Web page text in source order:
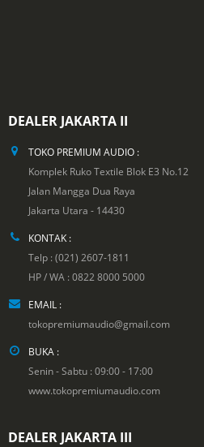
DEALER JAKARTA II
TOKO PREMIUM AUDIO :
Komplek Ruko Textile Blok E3 No.12
Jalan Mangga Dua Raya
Jakarta Utara - 14430
KONTAK :
Telp : (021) 2607-1811
HP / WA : 0822 8000 5000
EMAIL :
tokopremiumaudio@gmail.com
BUKA :
Senin - Sabtu : 09:00 - 17:00
www.tokopremiumaudio.com
DEALER JAKARTA III